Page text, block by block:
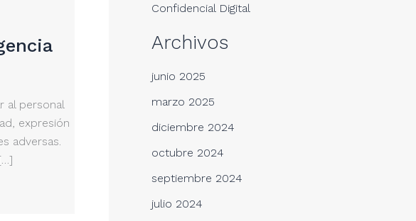
al personal
expresión
adversas.
Confidencial Digital
Archivos
junio 2025
marzo 2025
diciembre 2024
octubre 2024
septiembre 2024
julio 2024